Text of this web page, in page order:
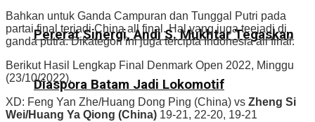
Pererat Sinergi, Andi S. Mukhtar Tegaskan
Diaspora Batam Jadi Lokomotif
Bahkan untuk Ganda Campuran dan Tunggal Putri pada
partai final terjadi China all final. Hal yang juga teejadi di
ganda putra. Dikategori ini juga tercipta Indonesia all final.
Berikut Hasil Lengkap Final Denmark Open 2022, Minggu
(23/10/2022).
XD: Feng Yan Zhe/Huang Dong Ping (China) vs Zheng Si
Wei/Huang Ya Qiong (China) 19-21, 22-20, 19-21